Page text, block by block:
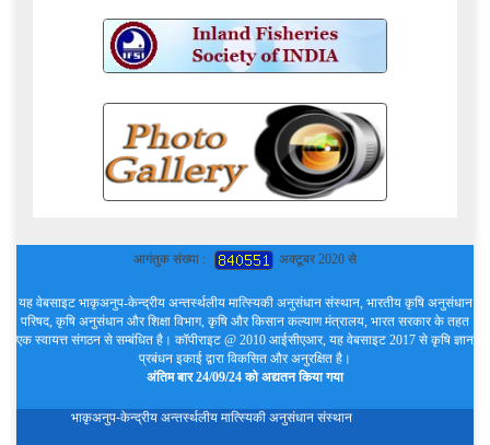
आगंतुक संख्या : अक्टूबर 2020 से
यह वेबसाइट भाकृअनुप-केन्द्रीय अन्तर्स्थलीय मात्स्यिकी अनुसंधान संस्थान, भारतीय कृषि अनुसंधान
परिषद, कृषि अनुसंधान और शिक्षा विभाग, कृषि और किसान कल्याण मंत्रालय, भारत सरकार के तहत
एक स्वायत्त संगठन से सम्बंधित है। कॉपीराइट @ 2010 आईसीएआर, यह वेबसाइट 2017 से कृषि ज्ञान
प्रबंधन इकाई द्वारा विकसित और अनुरक्षित है।
अंतिम बार 24/09/24 को अद्यतन किया गया
भाकृअनुप-केन्द्रीय अन्तर्स्थलीय मात्स्यिकी अनुसंधान संस्थान